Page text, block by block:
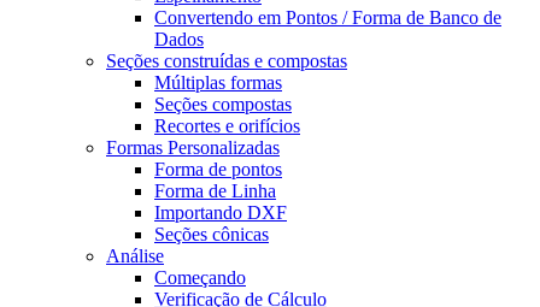
Convertendo em Pontos / Forma de Banco de
Dados
Seções construídas e compostas
Múltiplas formas
Seções compostas
Recortes e orifícios
Formas Personalizadas
Forma de pontos
Forma de Linha
Importando DXF
Seções cônicas
Análise
Começando
Verificação de Cálculo